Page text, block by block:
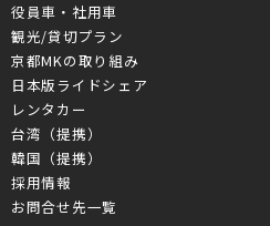
役員車・社用車
観光/貸切プラン
京都MKの取り組み
日本版ライドシェア
レンタカー
台湾（提携）
韓国（提携）
採用情報
お問合せ先一覧